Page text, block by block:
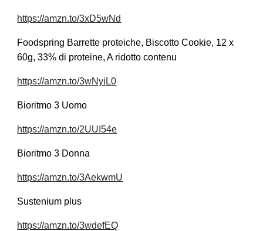
https://amzn.to/3xD5wNd
Foodspring Barrette proteiche, Biscotto Cookie, 12 x
60g, 33% di proteine, A ridotto contenu
https://amzn.to/3wNyiL0
Bioritmo 3 Uomo
https://amzn.to/2UUI54e
Bioritmo 3 Donna
https://amzn.to/3AekwmU
Sustenium plus
https://amzn.to/3wdefEQ